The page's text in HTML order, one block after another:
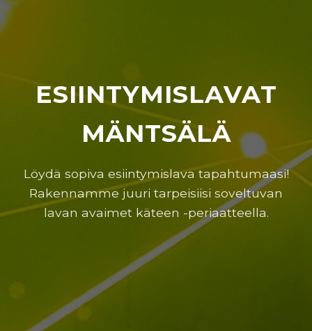
ESIINTYMISLAVAT
MÄNTSÄLÄ
Löydä sopiva esiintymislava tapahtumaasi!
Rakennamme juuri tarpeisiisi soveltuvan
lavan avaimet käteen -periaatteella.